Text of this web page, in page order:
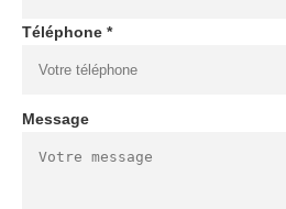
Téléphone *
Message